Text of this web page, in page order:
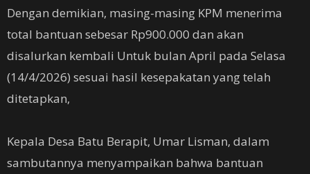
Dengan demikian, masing-masing KPM menerima
total bantuan sebesar Rp900.000 dan akan
disalurkan kembali Untuk bulan April pada Selasa
(14/4/2026) sesuai hasil kesepakatan yang telah
ditetapkan,
‎Kepala Desa Batu Berapit, Umar Lisman, dalam
sambutannya menyampaikan bahwa bantuan